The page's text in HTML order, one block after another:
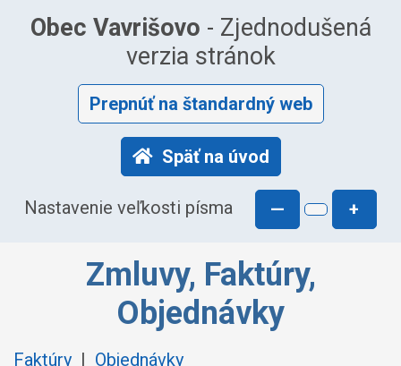
Obec Vavrišovo - Zjednodušená
verzia stránok
Prepnúť na štandardný web
Späť na úvod
Nastavenie veľkosti písma — +
Zmluvy, Faktúry,
Objednávky
Faktúry | Objednávky